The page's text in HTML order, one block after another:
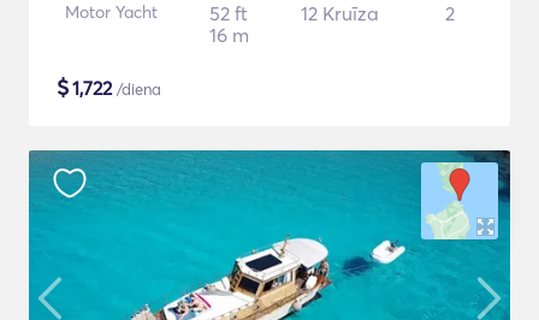
Motor Yacht
52 ft
16 m
12 Kruīza 2
$1,722/diena